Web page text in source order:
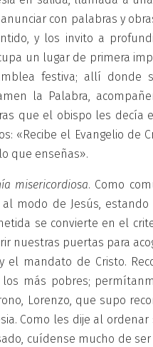
con palabras y
y los invito a
un lugar de primera
festiva; allí donde
la Palabra,
que el obispo les
«Recibe el Evangelio de
que enseñas».
misericordiosa. Como
modo de Jesús,
se convierte en el
nuestras puertas para
el mandato de Cristo.
más pobres;
Lorenzo, que supo
Como les dije al
cuídense mucho de ser